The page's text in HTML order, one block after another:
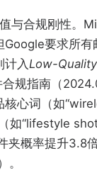
与合规刚性。
Google要求所
计入Low-
规指南（
核心词（如
如“lifestyle
夹概率提升3.8
。